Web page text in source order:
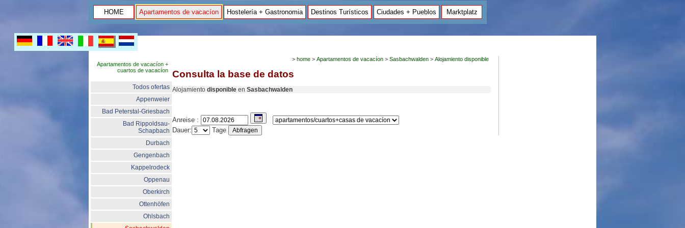
HOME Apartamentos de vacacíon Hostelería + Gastronomia Destinos Turísticos Ciudades + Pueblos Marktplatz
Apartamentos de vacacíon +
cuartos de vacacíon
Todos ofertas
Appenweier
Bad Peterstal-Griesbach
Bad Rippoldsau-
Schapbach
Durbach
Gengenbach
Kappelrodeck
Oppenau
Oberkirch
Ottenhöfen
Ohlsbach
> home> Apartamentos de vacacíon> Sasbachwalden> Alojamiento disponible
Consulta la base de datos
Alojamiento disponible en Sasbachwalden
Anreise :
Dauer:
Tage